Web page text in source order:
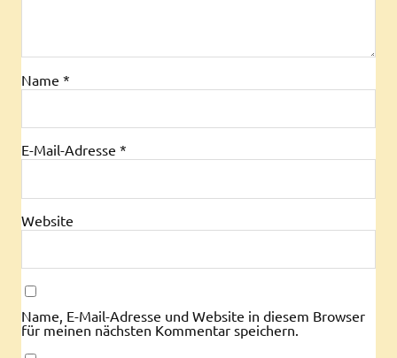
Name *
E-Mail-Adresse *
Website
Name, E-Mail-Adresse und Website in diesem Browser
für meinen nächsten Kommentar speichern.